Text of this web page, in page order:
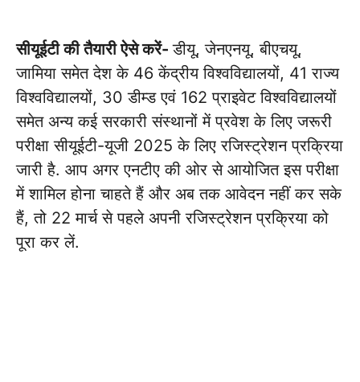
सीयूईटी की तैयारी ऐसे करें-डीयू, जेनएनयू, बीएचयू,
जामिया समेत देश के 46 केंद्रीय विश्वविद्यालयों, 41 राज्य
विश्वविद्यालयों, 30 डीम्ड एवं 162 प्राइवेट विश्वविद्यालयों
समेत अन्य कई सरकारी संस्थानों में प्रवेश के लिए जरूरी
परीक्षा सीयूईटी-यूजी 2025 के लिए रजिस्ट्रेशन प्रक्रिया
जारी है. आप अगर एनटीए की ओर से आयोजित इस परीक्षा
में शामिल होना चाहते हैं और अब तक आवेदन नहीं कर सके
हैं, तो 22 मार्च से पहले अपनी रजिस्ट्रेशन प्रक्रिया को
पूरा कर लें.